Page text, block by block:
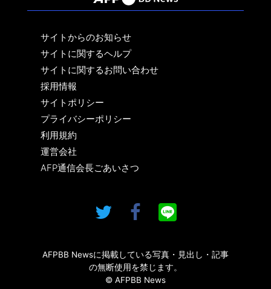
サイトからのお知らせ
サイトに関するヘルプ
サイトに関するお問い合わせ
採用情報
サイトポリシー
プライバシーポリシー
利用規約
運営会社
AFP通信会長ごあいさつ
AFPBB Newsに掲載している写真・見出し・記事
の無断使用を禁じます。
© AFPBB News